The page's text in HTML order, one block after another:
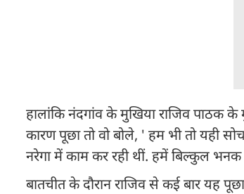
हालांकि नंदगांव के मुखिया राजिव पाठक के
कारण पूछा तो वो बोले, ' हम भी तो यही
नरेगा में काम कर रही थीं. हमें बिल्कुल भनक
बातचीत के दौरान राजिव से कई बार यह